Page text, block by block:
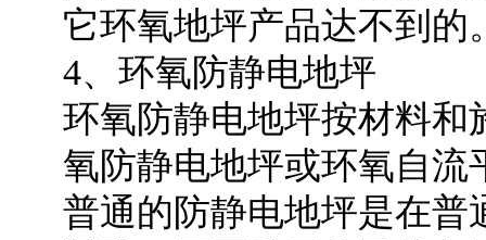
它环氧地坪产品达不到的
4、环氧防静电地坪
环氧防静电地坪按材料和
氧防静电地坪或环氧自流
普通的防静电地坪是在普